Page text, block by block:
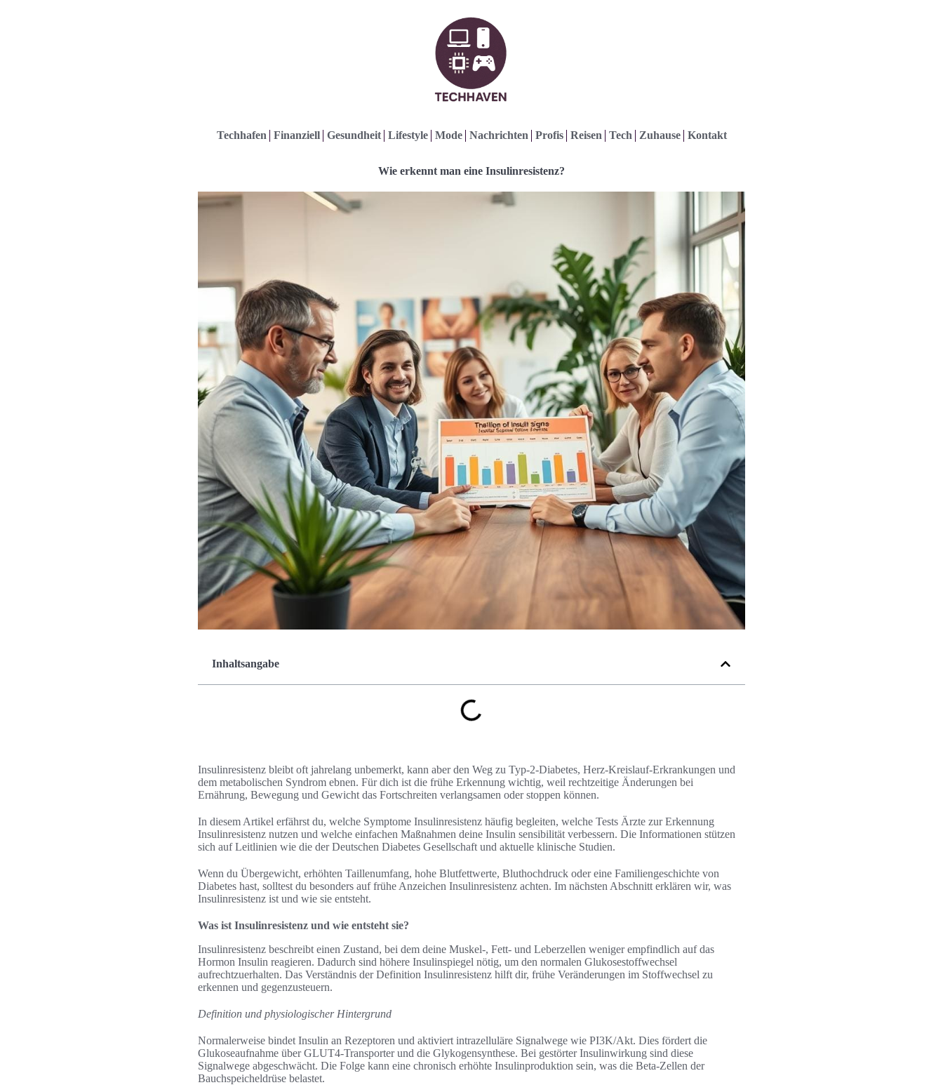
Techhafen Finanziell Gesundheit Lifestyle Mode Nachrichten Profis Reisen Tech Zuhause Kontakt
Wie erkennt man eine Insulinresistenz?
Inhaltsangabe
Insulinresistenz bleibt oft jahrelang unbemerkt, kann aber den Weg zu Typ-2-Diabetes, Herz-Kreislauf-Erkrankungen und
dem metabolischen Syndrom ebnen. Für dich ist die frühe Erkennung wichtig, weil rechtzeitige Änderungen bei
Ernährung, Bewegung und Gewicht das Fortschreiten verlangsamen oder stoppen können.
In diesem Artikel erfährst du, welche Symptome Insulinresistenz häufig begleiten, welche Tests Ärzte zur Erkennung
Insulinresistenz nutzen und welche einfachen Maßnahmen deine Insulin sensibilität verbessern. Die Informationen stützen
sich auf Leitlinien wie die der Deutschen Diabetes Gesellschaft und aktuelle klinische Studien.
Wenn du Übergewicht, erhöhten Taillenumfang, hohe Blutfettwerte, Bluthochdruck oder eine Familiengeschichte von
Diabetes hast, solltest du besonders auf frühe Anzeichen Insulinresistenz achten. Im nächsten Abschnitt erklären wir, was
Insulinresistenz ist und wie sie entsteht.
Was ist Insulinresistenz und wie entsteht sie?
Insulinresistenz beschreibt einen Zustand, bei dem deine Muskel-, Fett- und Leberzellen weniger empfindlich auf das
Hormon Insulin reagieren. Dadurch sind höhere Insulinspiegel nötig, um den normalen Glukosestoffwechsel
aufrechtzuerhalten. Das Verständnis der Definition Insulinresistenz hilft dir, frühe Veränderungen im Stoffwechsel zu
erkennen und gegenzusteuern.
Definition und physiologischer Hintergrund
Normalerweise bindet Insulin an Rezeptoren und aktiviert intrazelluläre Signalwege wie PI3K/Akt. Dies fördert die
Glukoseaufnahme über GLUT4-Transporter und die Glykogensynthese. Bei gestörter Insulinwirkung sind diese
Signalwege abgeschwächt. Die Folge kann eine chronisch erhöhte Insulinproduktion sein, was die Beta-Zellen der
Bauchspeicheldrüse belastet.